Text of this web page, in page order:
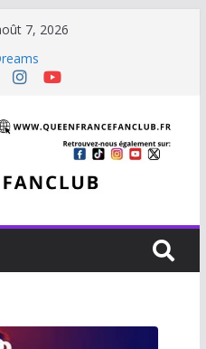
7, 2026
Punishment (1981)
Freddie Mercury